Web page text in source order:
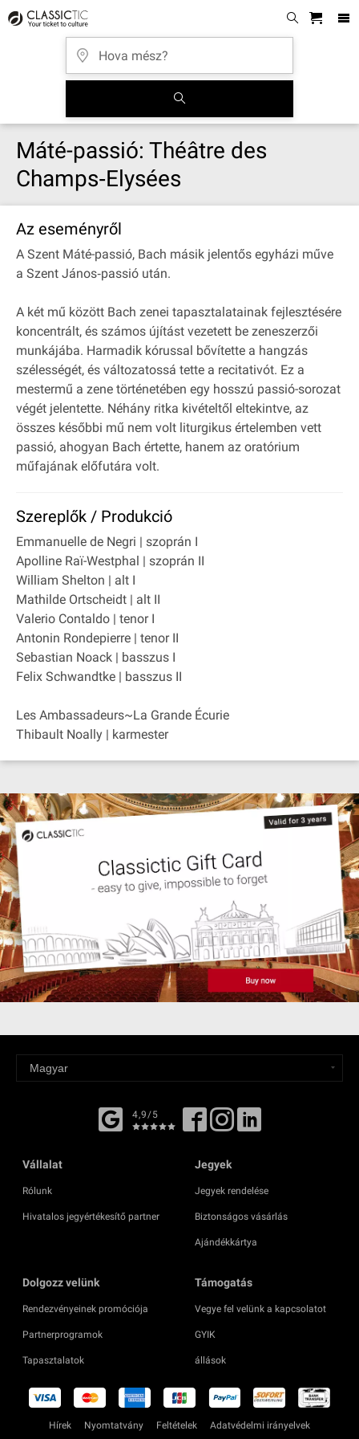
Máté-passió: Théâtre des
Champs‐Elysées
Az eseményről
A Szent Máté-passió, Bach másik jelentős egyházi műve
a Szent János‐passió után.
A két mű között Bach zenei tapasztalatainak fejlesztésére
koncentrált, és számos újítást vezetett be zeneszerzői
munkájába. Harmadik kórussal bővítette a hangzás
szélességét, és változatossá tette a recitativót. Ez a
mestermű a zene történetében egy hosszú passió-sorozat
végét jelentette. Néhány ritka kivételtől eltekintve, az
összes későbbi mű nem volt liturgikus értelemben vett
passió, ahogyan Bach értette, hanem az oratórium
műfajának előfutára volt.
Szereplők / Produkció
Emmanuelle de Negri | szoprán I
Apolline Raï-Westphal | szoprán II
William Shelton | alt I
Mathilde Ortscheidt | alt II
Valerio Contaldo | tenor I
Antonin Rondepierre | tenor II
Sebastian Noack | basszus I
Felix Schwandtke | basszus II
Les Ambassadeurs~La Grande Écurie
Thibault Noally | karmester
4,9/5
Vállalat
Rólunk
Hivatalos jegyértékesítő partner
Jegyek
Jegyek rendelése
Biztonságos vásárlás
Ajándékkártya
Dolgozz velünk
Rendezvényeinek promóciója
Partnerprogramok
Tapasztalatok
Támogatás
Vegye fel velünk a kapcsolatot
GYIK
állások
Hírek Nyomtatvány Feltételek Adatvédelmi irányelvek